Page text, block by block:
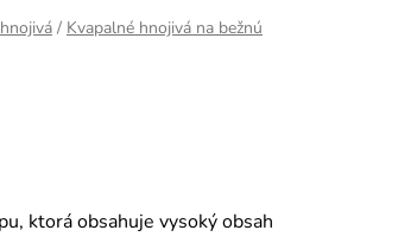
/ Kvapalné hnojivá na bežnú
ktorá obsahuje vysoký obsah